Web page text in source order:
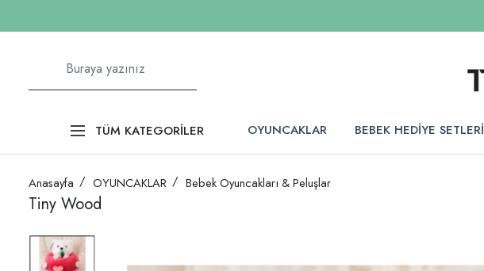
TÜM KATEGORİLER OYUNCAKLAR BEBEK HEDİYE SETLERİ
Anasayfa OYUNCAKLAR Bebek Oyuncakları & Peluşlar
Tiny Wood